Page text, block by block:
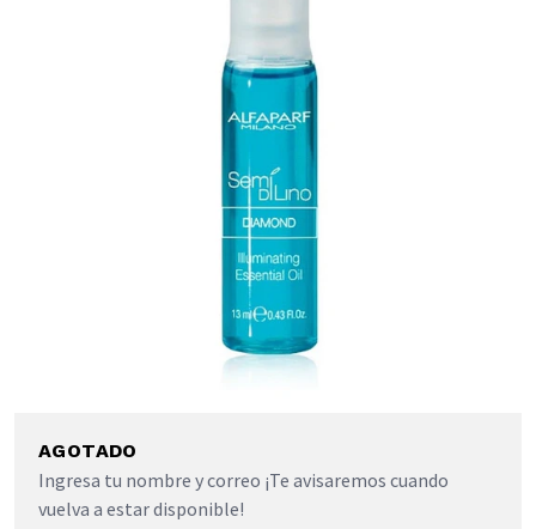
AGOTADO
Ingresa tu nombre y correo ¡Te avisaremos cuando
vuelva a estar disponible!